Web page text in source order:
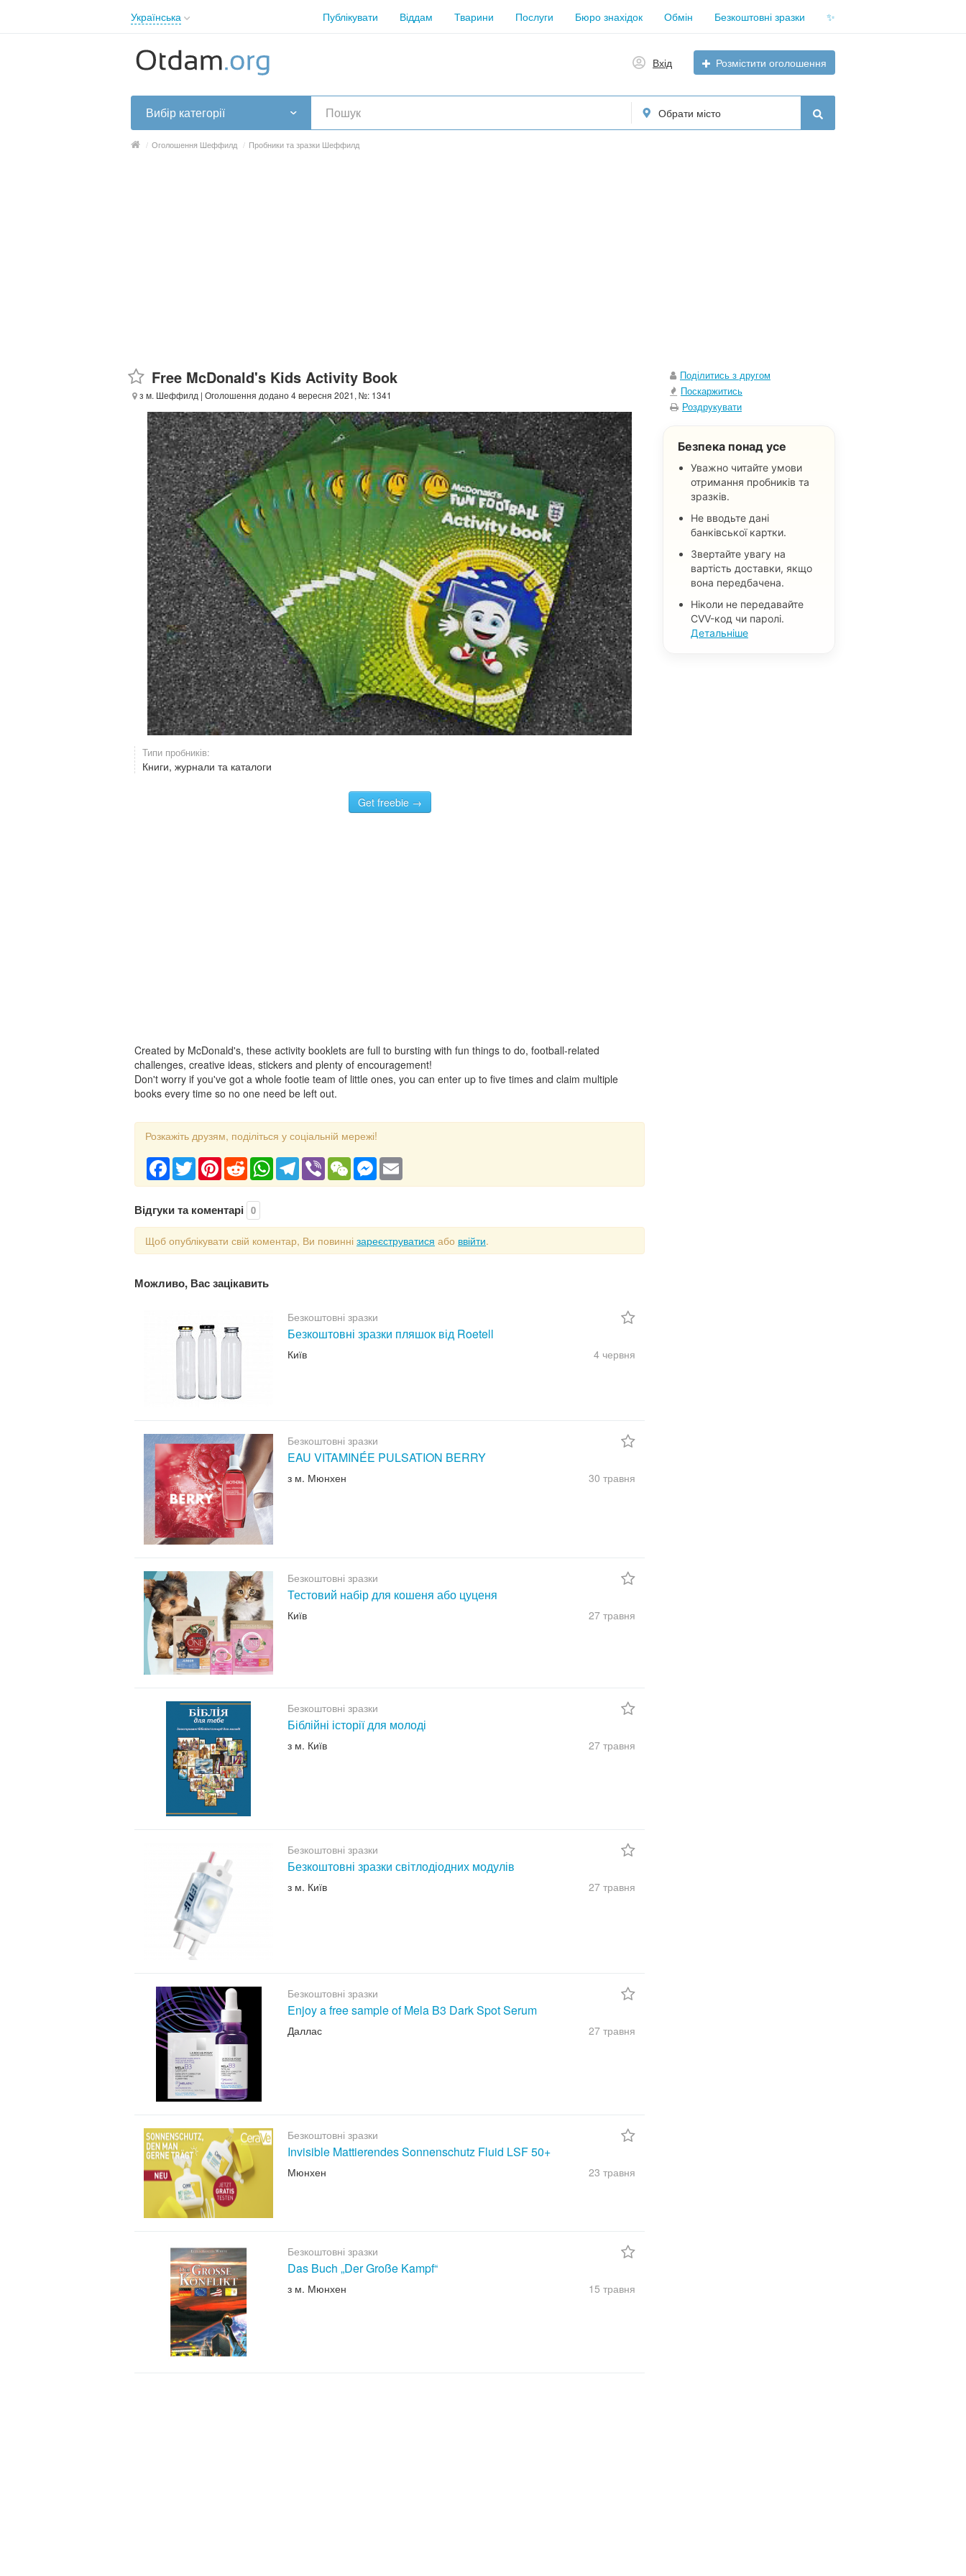
Українська
English
Русский
Українська
Публікувати Віддам Тварини Послуги Бюро знахідок Обмін Безкоштовні зразки ✨
Вхід Розмістити оголошення
Вибір категорії Обрати місто
/ Оголошення Шеффилд / Пробники та зразки Шеффилд
Free McDonald's Kids Activity Book
з м. Шеффилд | Оголошення додано 4 вересня 2021, №: 1341
Типи пробників:
Книги, журнали та каталоги
Get freebie →
Created by McDonald's, these activity booklets are full to bursting with fun things to do, football-related
challenges, creative ideas, stickers and plenty of encouragement!
Don't worry if you've got a whole footie team of little ones, you can enter up to five times and claim multiple
books every time so no one need be left out.
Розкажіть друзям, поділіться у соціальній мережі!
Facebook
TwitterPinterestRedditWhatsAppTelegram
Viber WeChatMessenger
Відгуки та коментарі 0
Щоб опублікувати свій коментар, Ви повинні зареєструватися або ввійти.
Можливо, Вас зацікавить
Безкоштовні зразки
Безкоштовні зразки пляшок від Roetell
Київ 4 червня
Безкоштовні зразки
EAU VITAMINÉE PULSATION BERRY
з м. Мюнхен 30 травня
Безкоштовні зразки
Тестовий набір для кошеня або цуценя
Київ 27 травня
Безкоштовні зразки
Біблійні історії для молоді
з м. Київ 27 травня
Безкоштовні зразки
Безкоштовні зразки світлодіодних модулів
з м. Київ 27 травня
Безкоштовні зразки
Enjoy a free sample of Mela B3 Dark Spot Serum
Даллас 27 травня
Безкоштовні зразки
Invisible Mattierendes Sonnenschutz Fluid LSF 50+
Мюнхен 23 травня
Безкоштовні зразки
Das Buch „Der Große Kampf“
з м. Мюнхен 15 травня
Поділитись з другом
Поскаржитись
Роздрукувати
Безпека понад усе
Уважно читайте умови
отримання пробників та
зразків.
Не вводьте дані
банківської картки.
Звертайте увагу на
вартість доставки, якщо
вона передбачена.
Ніколи не передавайте
CVV-код чи паролі.
Детальніше